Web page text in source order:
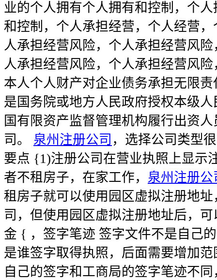
业的个人拥有个人拥有和控制，个
和控制，个人承担经营，个人经营
人承担经营风险，个人承担经营风
人承担经营风险，个人承担经营风
本人个人财产对企业债务承担无限
是国务院或地方人民政府授权本级
国有限资产监督管理机构履行出资
司。 泉州注册公司 ，选择公司类型
要点 {1)注册公司在营业执照上显示
者不租房子，在家工作， 泉州注册公
租房子就可以使用园区虚拟注册地
司，但使用园区虚拟注册地址后，
金 { ，签字笔迹 签字文件不是自己
是谁签字取得执照，后面需要增加
自己的签字和工商局的签字笔迹不